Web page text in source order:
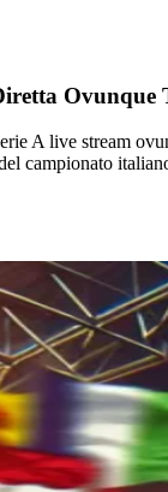
Ovunque
A live stream
campionato